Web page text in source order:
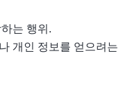
는 행위.
개인 정보를 얻으려는